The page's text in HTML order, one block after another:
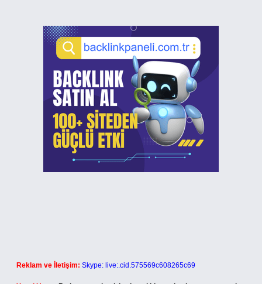
Reklam ve İletişim: Skype: live:.cid.575569c608265c69